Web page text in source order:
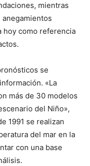
mientras
hoy como referencia
se
«La
más de 30 modelos
del Niño»,
1991 se realizan
del mar en la
con una base